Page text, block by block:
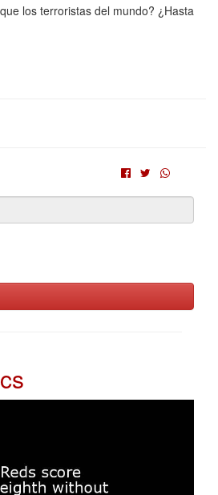
los terroristas del mundo? ¿Hasta